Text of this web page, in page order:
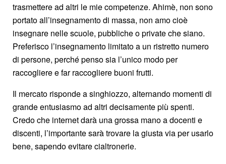
trasmettere ad altri le mie competenze. Ahimè, non sono
portato all’insegnamento di massa, non amo cioè
insegnare nelle scuole, pubbliche o private che siano.
Preferisco l’insegnamento limitato a un ristretto numero
di persone, perché penso sia l’unico modo per
raccogliere e far raccogliere buoni frutti.
Il mercato risponde a singhiozzo, alternando momenti di
grande entusiasmo ad altri decisamente più spenti.
Credo che internet darà una grossa mano a docenti e
discenti, l’importante sarà trovare la giusta via per usarlo
bene, sapendo evitare cialtronerie.